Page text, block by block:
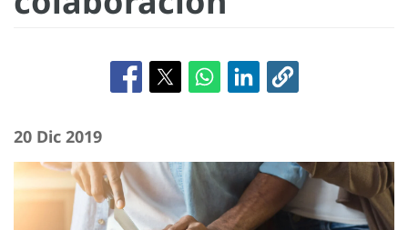
20 Dic 2019